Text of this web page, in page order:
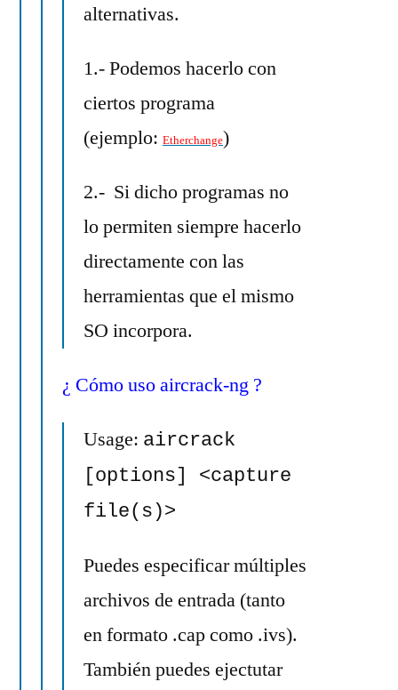
alternativas.
1.- Podemos hacerlo con
ciertos programa
(ejemplo: Etherchange)
2.- Si dicho programas no
lo permiten siempre hacerlo
directamente con las
herramientas que el mismo
SO incorpora.
¿ Cómo uso aircrack-ng ?
Usage: aircrack
[options] <capture
file(s)>
Puedes especificar múltiples
archivos de entrada (tanto
en formato .cap como .ivs).
También puedes ejectutar